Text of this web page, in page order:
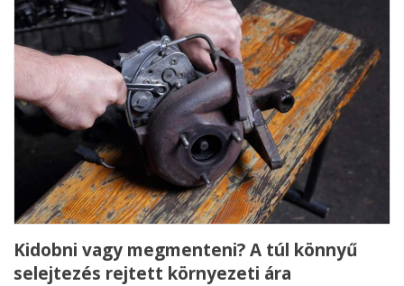
Kidobni vagy megmenteni? A túl könnyű
selejtezés rejtett környezeti ára